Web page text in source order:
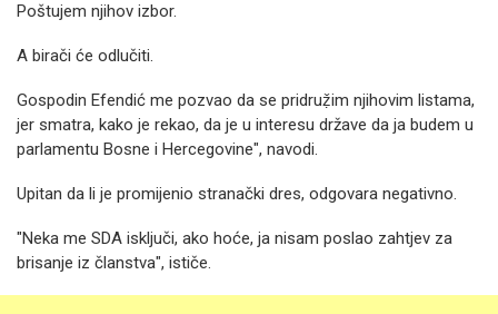
Poštujem njihov izbor.
A birači će odlučiti.
Gospodin Efendić me pozvao da se pridruẓ̌im njihovim listama,
jer smatra, kako je rekao, da je u interesu države da ja budem u
parlamentu Bosne i Hercegovine", navodi.
Upitan da li je promijenio stranački dres, odgovara negativno.
"Neka me SDA isključi, ako hoće, ja nisam poslao zahtjev za
brisanje iz članstva", ističe.